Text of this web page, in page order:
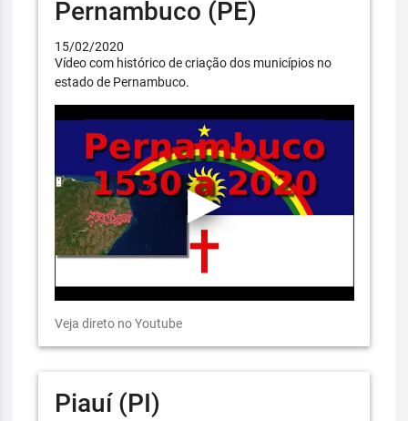
Pernambuco (PE)
15/02/2020
Vídeo com histórico de criação dos municípios no
estado de Pernambuco.
Veja direto no Youtube
Piauí (PI)